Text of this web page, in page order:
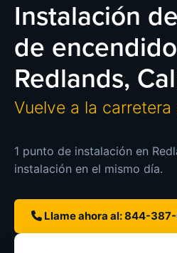
Instalación
de
Redlands,
Vuelve a la
1 punto de instalación en
instalación en el mismo día.
Llame ahora al: 844-